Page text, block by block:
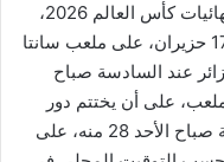
ويستهل منتخب النشامى مشاركته في نهائيات كأس العالم 2026،
بلقاء النمسا عند السابعة صباح الأربعاء 17 حزيران، على ملعب سانتا
عند السادسة صباح
الملعب، على أن يختتم دور
المجموعات بلقاء الأرجنتين عند الخامسة صباح الأحد 28 منه، على